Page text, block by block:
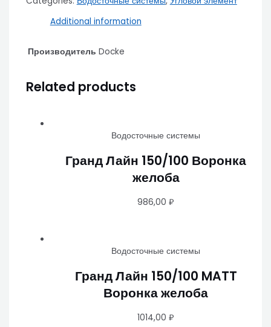
Additional information
Производитель Docke
Related products
Водосточные системы
Гранд Лайн 150/100 Воронка
желоба
986,00₽
Водосточные системы
Гранд Лайн 150/100 MATT
Воронка желоба
1014,00₽